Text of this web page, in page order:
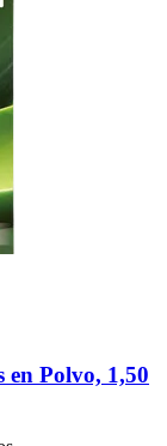
en Polvo, 1,50